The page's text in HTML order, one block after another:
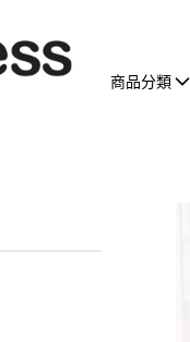
商品分類